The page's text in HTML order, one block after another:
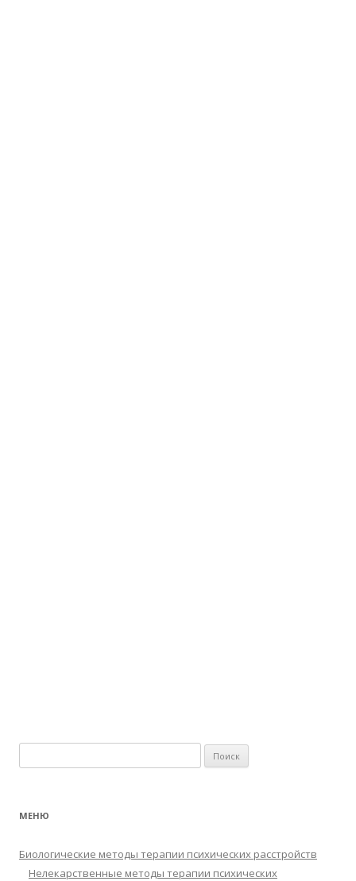
МЕНЮ
Биологические методы терапии психических расстройств
Нелекарственные методы терапии психических